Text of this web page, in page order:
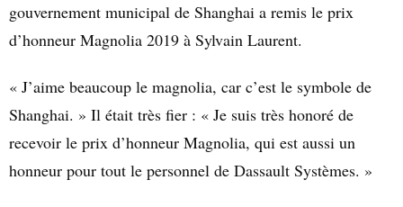
gouvernement municipal de Shanghai a remis le prix
d’honneur Magnolia 2019 à Sylvain Laurent.
« J’aime beaucoup le magnolia, car c’est le symbole de
Shanghai. » Il était très fier : « Je suis très honoré de
recevoir le prix d’honneur Magnolia, qui est aussi un
honneur pour tout le personnel de Dassault Systèmes. »